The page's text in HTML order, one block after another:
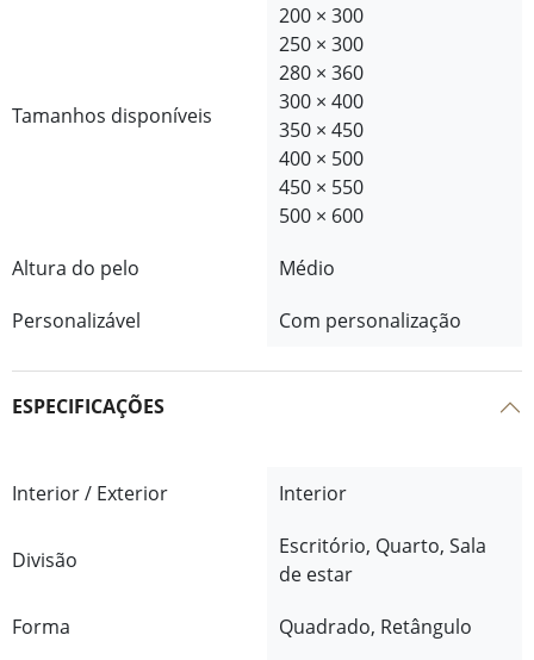
Tamanhos disponíveis
200 × 300
250 × 300
280 × 360
300 × 400
350 × 450
400 × 500
450 × 550
500 × 600
Altura do pelo
Médio
Personalizável
Com personalização
ESPECIFICAÇÕES
Interior / Exterior Interior
Divisão
Escritório, Quarto, Sala
de estar
Forma
Quadrado, Retângulo